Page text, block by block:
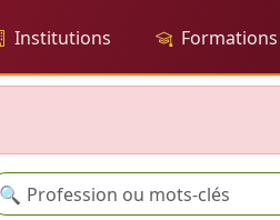
Institutions Formations
🔍